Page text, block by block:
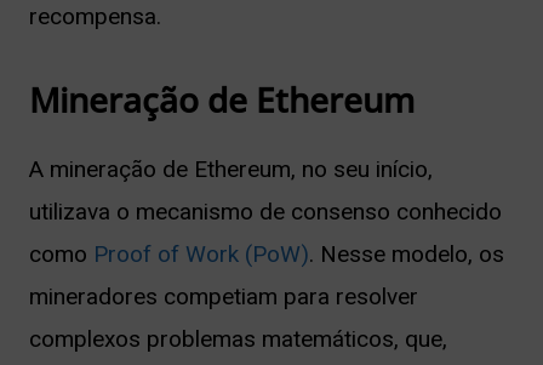
recompensa.
Mineração de Ethereum
A mineração de Ethereum, no seu início,
utilizava o mecanismo de consenso conhecido
como Proof of Work (PoW). Nesse modelo, os
mineradores competiam para resolver
complexos problemas matemáticos, que,